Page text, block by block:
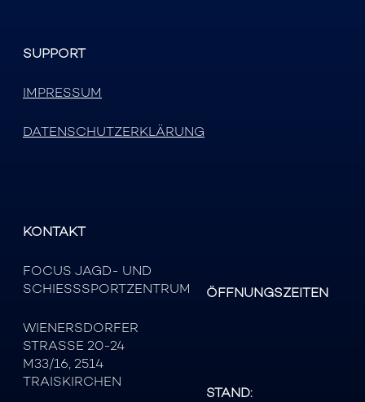
SUPPORT
IMPRESSUM
DATENSCHUTZERKLÄRUNG
KONTAKT
FOCUS JAGD- UND
SCHIESSSPORTZENTRUM
WIENERSDORFER
STRASSE 20-24
M33/16, 2514
TRAISKIRCHEN
ÖFFNUNGSZEITEN
STAND: